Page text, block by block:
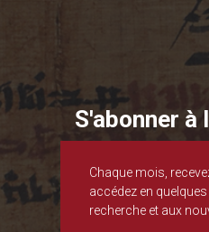
S'abonner
Chaque mois,
accédez en
recherche et aux